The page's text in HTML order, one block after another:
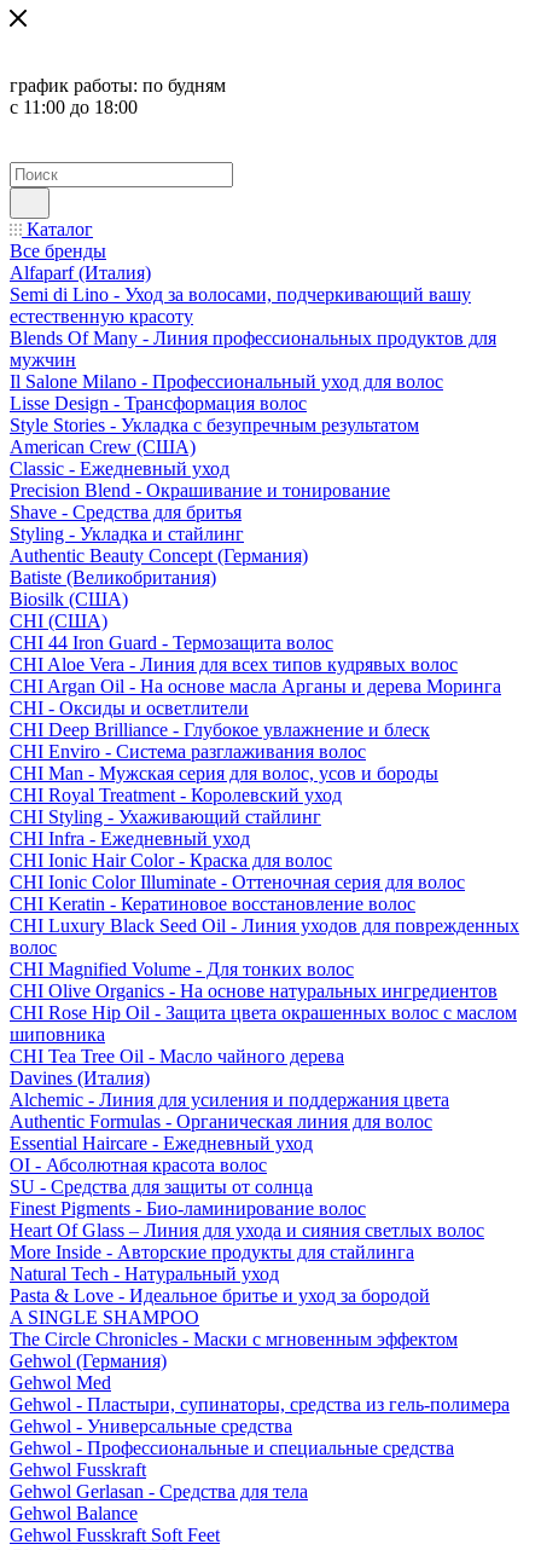
график работы: по будням
с 11:00 до 18:00
Каталог
Все бренды
Alfaparf (Италия)
Semi di Lino - Уход за волосами, подчеркивающий вашу
естественную красоту
Blends Of Many - Линия профессиональных продуктов для
мужчин
Il Salone Milano - Профессиональный уход для волос
Lisse Design - Трансформация волос
Style Stories - Укладка с безупречным результатом
American Crew (США)
Classic - Ежедневный уход
Precision Blend - Окрашивание и тонирование
Shave - Средства для бритья
Styling - Укладка и стайлинг
Authentic Beauty Concept (Германия)
Batiste (Великобритания)
Biosilk (США)
CHI (США)
CHI 44 Iron Guard - Термозащита волос
CHI Aloe Vera - Линия для всех типов кудрявых волос
CHI Argan Oil - На основе масла Арганы и дерева Моринга
CHI - Оксиды и осветлители
CHI Deep Brilliance - Глубокое увлажнение и блеск
CHI Enviro - Система разглаживания волос
CHI Man - Мужская серия для волос, усов и бороды
CHI Royal Treatment - Королевский уход
CHI Styling - Ухаживающий стайлинг
CHI Infra - Ежедневный уход
CHI Ionic Hair Color - Краска для волос
CHI Ionic Color Illuminate - Оттеночная серия для волос
CHI Keratin - Кератиновое восстановление волос
CHI Luxury Black Seed Oil - Линия уходов для поврежденных
волос
CHI Magnified Volume - Для тонких волос
CHI Olive Organics - На основе натуральных ингредиентов
CHI Rose Hip Oil - Защита цвета окрашенных волос с маслом
шиповника
CHI Tea Tree Oil - Масло чайного дерева
Davines (Италия)
Alchemic - Линия для усиления и поддержания цвета
Authentic Formulas - Органическая линия для волос
Essential Haircare - Eжедневный уход
OI - Абсолютная красота волос
SU - Средства для защиты от солнца
Finest Pigments - Био-ламинирование волос
Heart Of Glass – Линия для ухода и сияния светлых волос
More Inside - Авторские продукты для стайлинга
Natural Tech - Натуральный уход
Pasta & Love - Идеальное бритье и уход за бородой
A SINGLE SHAMPOO
The Circle Chronicles - Маски с мгновенным эффектом
Gehwol (Германия)
Gehwol Med
Gehwol - Пластыри, супинаторы, средства из гель-полимера
Gehwol - Универсальные средства
Gehwol - Профессиональные и специальные средства
Gehwol Fusskraft
Gehwol Gerlasan - Средства для тела
Gehwol Balance
Gehwol Fusskraft Soft Feet